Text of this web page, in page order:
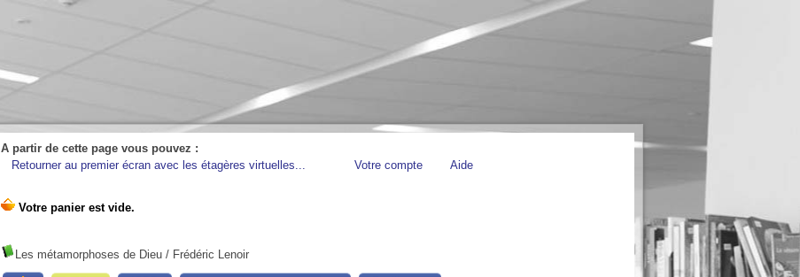
A partir de cette page vous pouvez :
Retourner au premier écran avec les étagères virtuelles...
Votre compte Aide
Les métamorphoses de Dieu / Frédéric Lenoir